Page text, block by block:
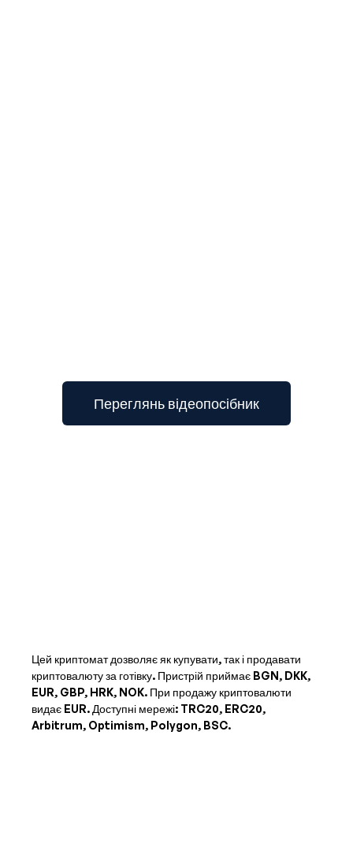
Переглянь відеопосібник
Цей криптомат дозволяє як купувати, так і продавати
криптовалюту за готівку. Пристрій приймає BGN, DKK,
EUR, GBP, HRK, NOK. При продажу криптовалюти
видає EUR. Доступні мережі: TRC20, ERC20,
Arbitrum, Optimism, Polygon, BSC.